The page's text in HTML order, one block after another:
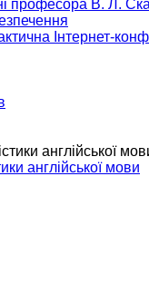
професора В. Л.
Інтернет-
англійської мови